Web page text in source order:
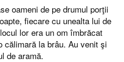
oameni de pe drumul porţii
fiecare cu unealta lui de
lor era un om îmbrăcat
călimară la brâu. Au venit şi
de aramă.